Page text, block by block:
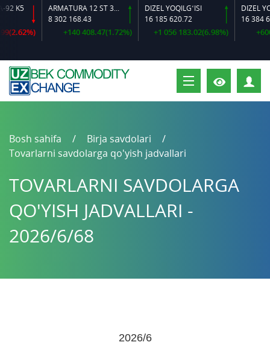
K5
ARMATURA 12 ST 35 GS O‘LCHAMLI
8 302 168.43
+140 408.47(1.72%)
DIZEL YOQILG‘ISI
16 185 620.72
+1 056 183.02(6.98%)
16 384
+600
Bosh sahifa
Birja savdolari
Tovarlarni savdolarga qo'yish jadvallari
TOVARLARNI SAVDOLARGA
QO'YISH JADVALLARI -
2026/6/68
2026/6